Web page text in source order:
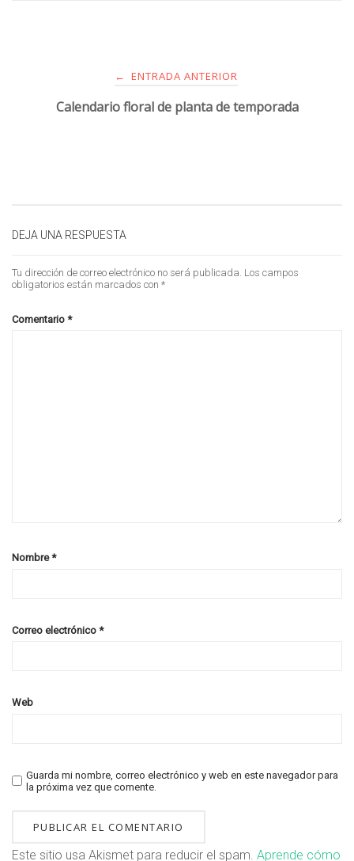
← ENTRADA ANTERIOR
Calendario floral de planta de temporada
DEJA UNA RESPUESTA
Tu dirección de correo electrónico no será publicada. Los campos
obligatorios están marcados con *
Comentario *
Nombre*
Correo electrónico *
Web
Guarda mi nombre, correo electrónico y web en este navegador para
la próxima vez que comente.
Este sitio usa Akismet para reducir el spam. Aprende cómo